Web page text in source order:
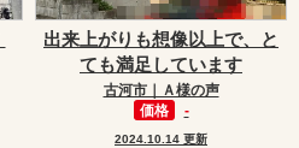
出来上がりも想像以上で、と
ても満足しています
古河市｜Ａ様の声
価格
-
2024.10.14 更新